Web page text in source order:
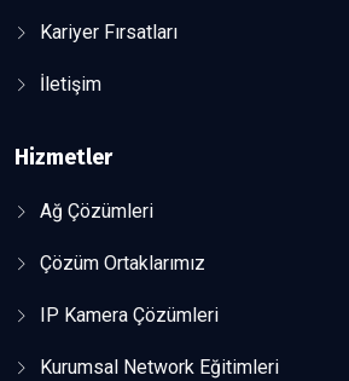
Kariyer Fırsatları
İletişim
Hizmetler
Ağ Çözümleri
Çözüm Ortaklarımız
IP Kamera Çözümleri
Kurumsal Network Eğitimleri